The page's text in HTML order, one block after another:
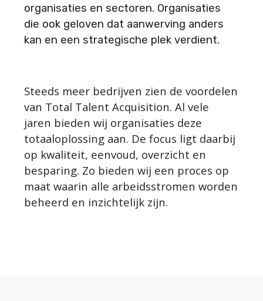
organisaties en sectoren. Organisaties
die ook geloven dat aanwerving anders
kan en een strategische plek verdient.
Steeds meer bedrijven zien de voordelen
van Total Talent Acquisition. Al vele
jaren bieden wij organisaties deze
totaaloplossing aan. De focus ligt daarbij
op kwaliteit, eenvoud, overzicht en
besparing. Zo bieden wij een proces op
maat waarin alle arbeidsstromen worden
beheerd en inzichtelijk zijn.